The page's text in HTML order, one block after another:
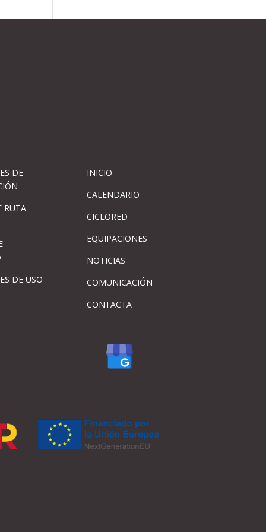
DE
RUTA
DE USO
INICIO
CALENDARIO
CICLORED
EQUIPACIONES
NOTICIAS
COMUNICACIÓN
CONTACTA